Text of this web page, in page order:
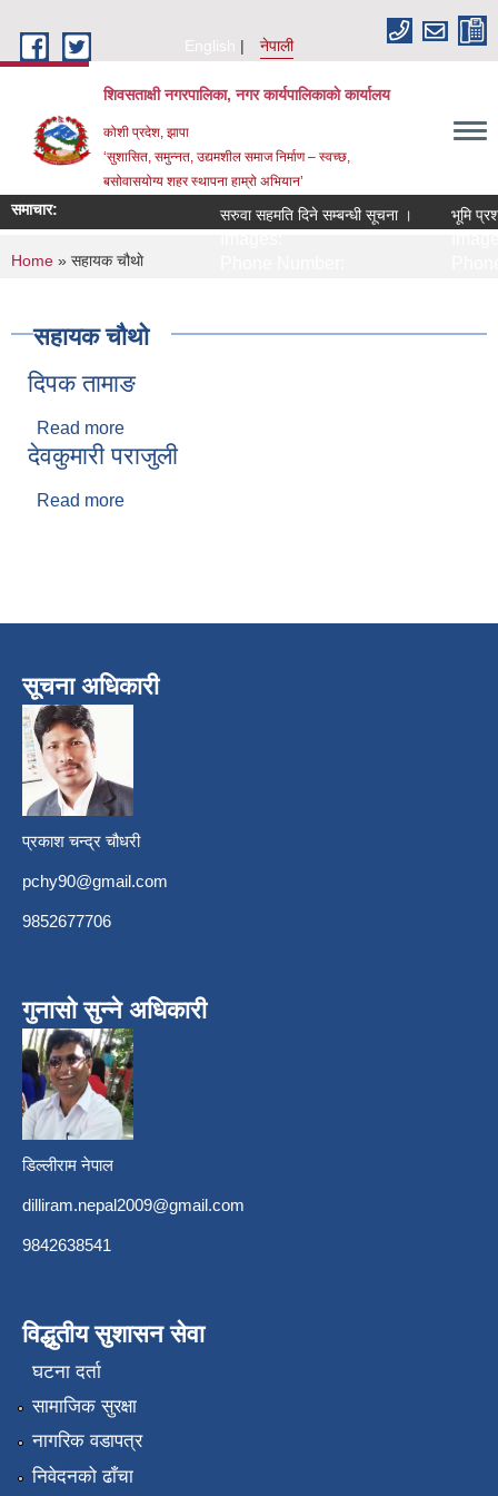
English
नेपाली
शिवसताक्षी नगरपालिका, नगर कार्यपालिकाकाे कार्यालय
कोशी प्रदेश, झापा
‘सुशासित, समुन्‍नत, उद्यमशील समाज निर्माण – स्वच्छ,
बसोवासयोग्य शहर स्थापना हाम्रो अभियान’
समाचार: सरुवा सहमति दिने सम्बन्धी सूचना । भूमि
You are here
Home » सहायक चौथाे
सहायक चौथाे
दिपक तामाङ
Read more
देवकुमारी पराजुली
Read more
सूचना अधिकारी
प्रकाश चन्द्र चौधरी
pchy90@gmail.com
9852677706
गुनासो सुन्ने अधिकारी
डिल्लीराम नेपाल
dilliram.nepal2009@gmail.com
9842638541
विद्धुतीय सुशासन सेवा
घटना दर्ता
सामाजिक सुरक्षा
नागरिक वडापत्र
निवेदनको ढाँचा